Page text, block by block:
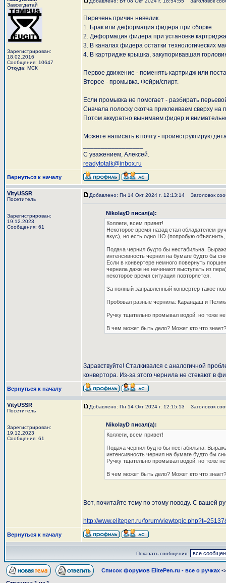
Завсегдатай
Зарегистрирован:
18.02.2016
Сообщения: 10647
Откуда: МСК
Перечень причин невелик.
1. Брак или деформация фидера при сборке.
2. Деформация фидера при установке
3. В каналах фидера остатки технологических
4. В картридже крышка, закупоривавшая
Первое движение - поменять картридж или
Второе - промывка. Фейри/спирт.
Если промывка не помогает - разбирать
Сначала полоску скотча приклеиваем сверху
Потом аккуратно вынимаем фидер и
Можете написать в почту - проинструктирую
С уважением, Алексей.
readytotalk@inbox.ru
Вернуться к началу
VityUSSR
Посетитель
Зарегистрирован:
19.12.2023
Сообщения: 61
Добавлено: Пн 14 Окт 2024 г. 12:13:14 Заголовок
NikolayD писал(а):
Коллеги, всем привет!
Некоторое время назад стал обладателем
вкус), но есть одно НО (попробую
Подача чернил будто бы нестабильна.
интенсивность чернил на бумаге будто бы
Если в конвертере немного повернуть
чернила даже не начинают выступать из
некоторое время ситуация повторяется.
За полный заправленный конвертер такое
Пробовал разные чернила: Карандаш и
Ручку тщательно промывал водой, но тоже
В чем может быть дело? Может кто что
Здравствуйте! Сталкивался с аналогичной
конвертора. Из-за этого чернила не стекают в
Вернуться к началу
VityUSSR
Посетитель
Зарегистрирован:
19.12.2023
Сообщения: 61
Добавлено: Пн 14 Окт 2024 г. 12:15:13 Заголовок
NikolayD писал(а):
Коллеги, всем привет!
Подача чернил будто бы нестабильна.
интенсивность чернил на бумаге будто бы
Ручку тщательно промывал водой, но тоже
В чем может быть дело? Может кто что
Вот, почитайте тему по этому поводу. С вашей
http://www.elitepen.ru/forum/
Вернуться к началу
Показать сообщения:
Список форумов ElitePen.ru - все о ручках -